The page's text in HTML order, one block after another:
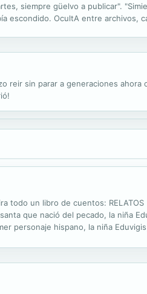
siempre güelvo a publicar".
escondido. OcultA entre archivos,
reir sin parar a generaciones
un libro de cuentos: RELATOS
que nació del pecado, la niña
personaje hispano, la niña